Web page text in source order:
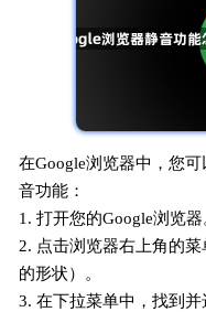
在Google浏览器中，您
音功能：
1. 打开您的Google浏览器
2. 点击浏览器右上角的
的形状）。
3. 在下拉菜单中，找到并